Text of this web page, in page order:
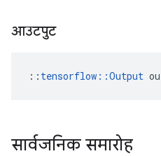
आउटपुट
:: tensorflow::Output
सार्वजनिक समारोह